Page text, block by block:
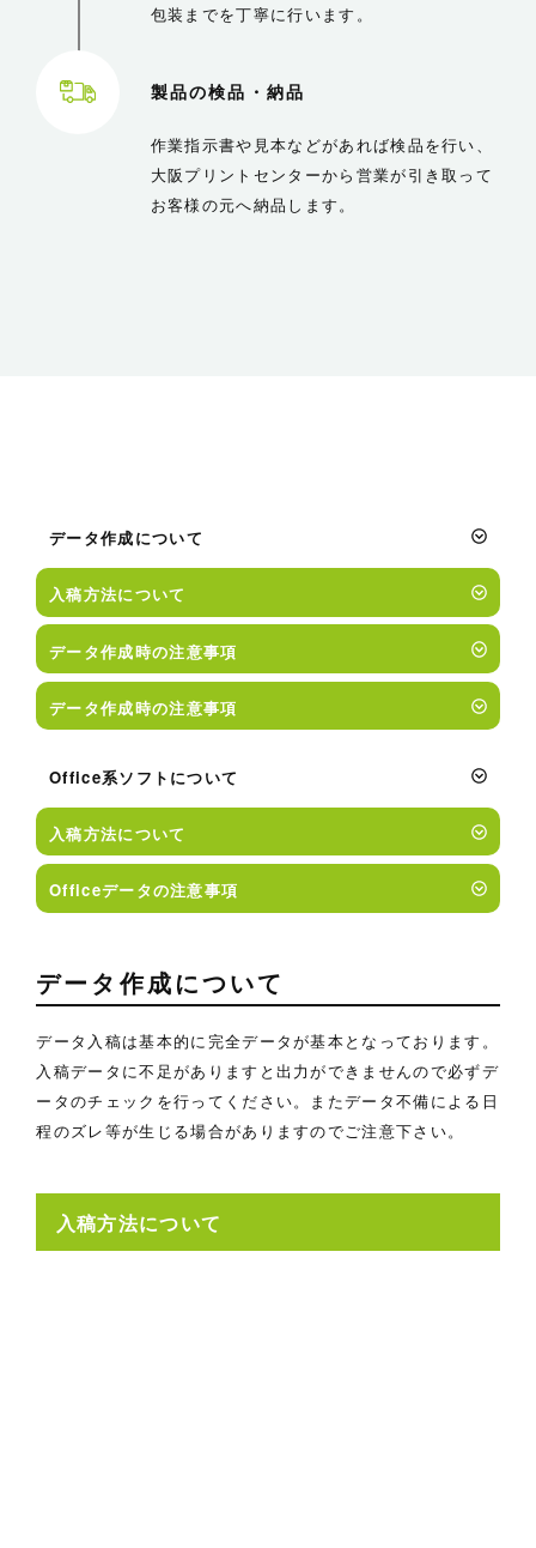
包装までを丁寧に行います。
製品の検品・納品
作業指示書や見本などがあれば検品を行い、
大阪プリントセンターから営業が引き取って
お客様の元へ納品します。
データ作成について
入稿方法について
データ作成時の注意事項
データ作成時の注意事項
Office系ソフトについて
入稿方法について
Officeデータの注意事項
データ作成について
データ入稿は基本的に完全データが基本となっております。
入稿データに不足がありますと出力ができませんので必ずデ
ータのチェックを行ってください。またデータ不備による日
程のズレ等が生じる場合がありますのでご注意下さい。
入稿方法について